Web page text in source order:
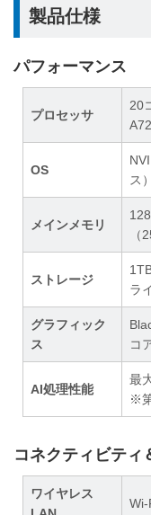
製品仕様
パフォーマンス
プロセッサ
20
OS
ス）
メインメモリ
（
ストレージ
ラ
グラフィック
ス
コ
AI処理性能
最
※
コネクティビティ
ワイヤレス